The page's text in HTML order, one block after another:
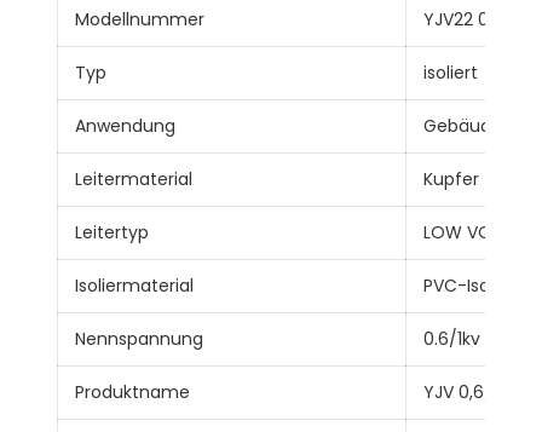
Modellnummer YJV22 0,6/1kV
Typ isoliert
Anwendung Gebäude
Leitermaterial Kupfer
Leitertyp LOW
Isoliermaterial PVC-
Nennspannung 0.6/1kv
Produktname YJV 0,6/1kV